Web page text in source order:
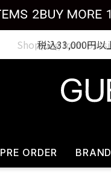
税込33,000円
PRE ORDER BRAND